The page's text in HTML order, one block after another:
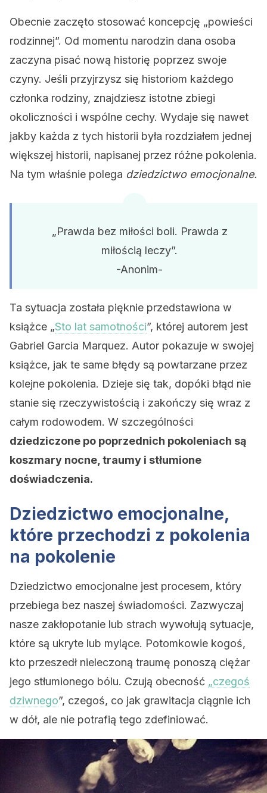
Obecnie zaczęto stosować koncepcję „powieści
rodzinnej”. Od momentu narodzin dana osoba
zaczyna pisać nową historię poprzez swoje
czyny. Jeśli przyjrzysz się historiom każdego
członka rodziny, znajdziesz istotne zbiegi
okoliczności i wspólne cechy. Wydaje się nawet
jakby każda z tych historii była rozdziałem jednej
większej historii, napisanej przez różne pokolenia.
Na tym właśnie polega dziedzictwo emocjonalne.
„Prawda bez miłości boli. Prawda z
miłością leczy”.
-Anonim-
Ta sytuacja została pięknie przedstawiona w
książce „Sto lat samotności”, której autorem jest
Gabriel Garcia Marquez. Autor pokazuje w swojej
książce, jak te same błędy są powtarzane przez
kolejne pokolenia. Dzieje się tak, dopóki błąd nie
stanie się rzeczywistością i zakończy się wraz z
całym rodowodem. W szczególności
dziedziczone po poprzednich pokoleniach są
koszmary nocne, traumy i stłumione
doświadczenia.
Dziedzictwo emocjonalne,
które przechodzi z pokolenia
na pokolenie
Dziedzictwo emocjonalne jest procesem, który
przebiega bez naszej świadomości. Zazwyczaj
nasze zakłopotanie lub strach wywołują sytuacje,
które są ukryte lub mylące. Potomkowie kogoś,
kto przeszedł nieleczoną traumę ponoszą ciężar
jego stłumionego bólu. Czują obecność „czegoś
dziwnego”, czegoś, co jak grawitacja ciągnie ich
w dół, ale nie potrafią tego zdefiniować.